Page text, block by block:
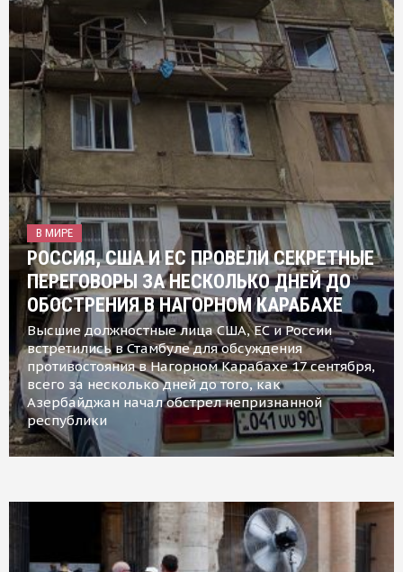
В МИРЕ
РОССИЯ, США И ЕС ПРОВЕЛИ СЕКРЕТНЫЕ
ПЕРЕГОВОРЫ ЗА НЕСКОЛЬКО ДНЕЙ ДО
ОБОСТРЕНИЯ В НАГОРНОМ КАРАБАХЕ
Высшие должностные лица США, ЕС и России
встретились в Стамбуле для обсуждения
противостояния в Нагорном Карабахе 17 сентября,
всего за несколько дней до того, как
Азербайджан начал обстрел непризнанной
республики